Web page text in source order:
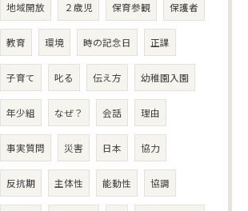
地域開放 ２歳児 保育参観 保護者
教育 環境 時の記念日 正課
子育て 叱る 伝え方 幼稚園入園
年少組 なぜ？ 会話 理由
事実質問 災害 日本 協力
反抗期 主体性 能動性 協調